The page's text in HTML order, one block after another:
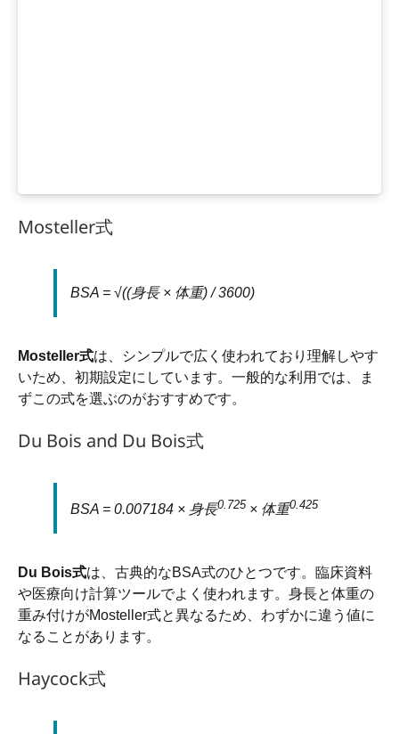
Mosteller式
BSA = √((身長 × 体重) / 3600)
Mosteller式は、シンプルで広く使われており理解しやす
いため、初期設定にしています。一般的な利用では、ま
ずこの式を選ぶのがおすすめです。
Du Bois and Du Bois式
BSA = 0.007184 × 身長0.725 × 体重0.425
Du Bois式は、古典的なBSA式のひとつです。臨床資料
や医療向け計算ツールでよく使われます。身長と体重の
重み付けがMosteller式と異なるため、わずかに違う値に
なることがあります。
Haycock式